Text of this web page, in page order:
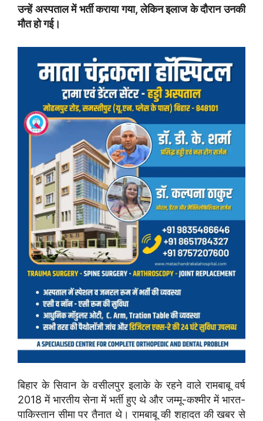
उन्हें अस्पताल में भर्ती कराया गया, लेकिन इलाज के दौरान उनकी
मौत हो गई।
बिहार के सिवान के वसीलपुर इलाके के रहने वाले रामबाबू वर्ष
2018 में भारतीय सेना में भर्ती हुए थे और जम्मू-कश्मीर में भारत-
पाकिस्तान सीमा पर तैनात थे। रामबाबू की शहादत की खबर से